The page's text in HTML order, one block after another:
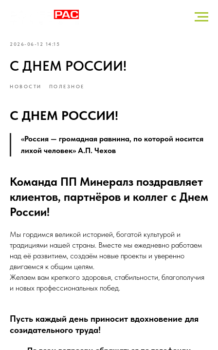
2026-06-12 14:15
С ДНЕМ РОССИИ!
НОВОСТИ ПОЛЕЗНОЕ
С ДНЕМ РОССИИ!
«Россия — громадная равнина, по которой носится
лихой человек» А.П. Чехов
Команда ПП Минералз поздравляет
клиентов, партнёров и коллег с Днем
России!
Мы гордимся великой историей, богатой культурой и
традициями нашей страны. Вместе мы ежедневно работаем
над её развитием, создаём новые проекты и уверенно
двигаемся к общим целям.
Желаем вам крепкого здоровья, стабильности, благополучия
и новых профессиональных побед.
Пусть каждый день приносит вдохновение для
созидательного труда!